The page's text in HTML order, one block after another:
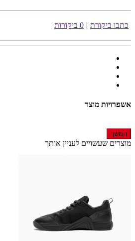
כתבו ביקורת | 0 ביקורות
אשפרויות מוצר
המשך
מוצרים שעשויים לעניין אותך